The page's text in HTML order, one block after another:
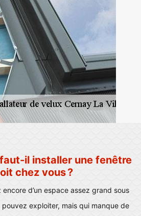
il installer une fenêtre
chez vous ?
d’un espace assez grand sous
exploiter, mais qui manque de